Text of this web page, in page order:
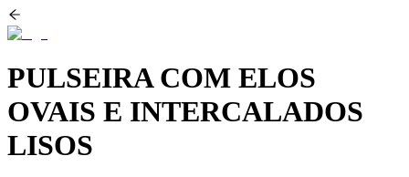
PULSEIRA COM ELOS
OVAIS E INTERCALADOS
LISOS